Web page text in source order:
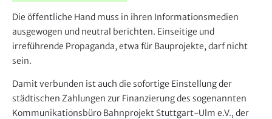
Die öffentliche Hand muss in ihren Informationsmedien
ausgewogen und neutral berichten. Einseitige und
irreführende Propaganda, etwa für Bauprojekte, darf nicht
sein.
Damit verbunden ist auch die sofortige Einstellung der
städtischen Zahlungen zur Finanzierung des sogenannten
Kommunikationsbüro Bahnprojekt Stuttgart-Ulm e.V., der